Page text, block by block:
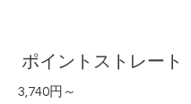
ポイントストレート
3,740円～